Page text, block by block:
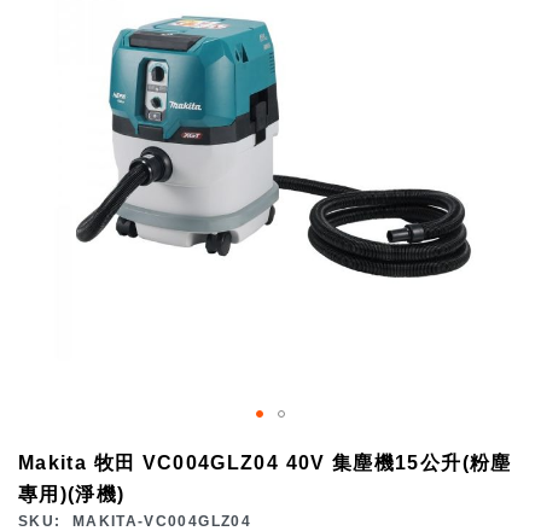
Makita 牧田 VC004GLZ04 40V 集塵機15公升(粉塵
專用)(淨機)
SKU MAKITA-VC004GLZ04
the